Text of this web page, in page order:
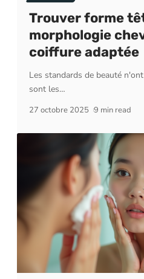
Trouver forme
morphologie
coiffure adaptée
Les standards de beauté
sont les…
27 octobre 2025 9 min read